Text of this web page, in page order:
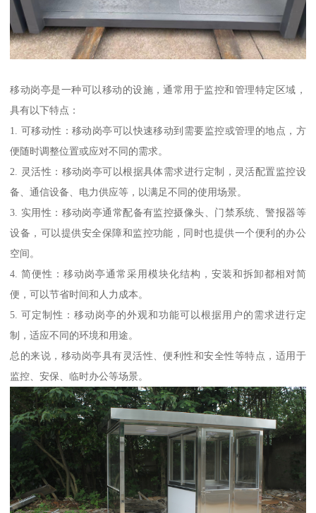
移动岗亭是一种可以移动的设施，通常用于监控和管理特定区域，
具有以下特点：
1. 可移动性：移动岗亭可以快速移动到需要监控或管理的地点，方
便随时调整位置或应对不同的需求。
2. 灵活性：移动岗亭可以根据具体需求进行定制，灵活配置监控设
备、通信设备、电力供应等，以满足不同的使用场景。
3. 实用性：移动岗亭通常配备有监控摄像头、门禁系统、警报器等
设备，可以提供安全保障和监控功能，同时也提供一个便利的办公
空间。
4. 简便性：移动岗亭通常采用模块化结构，安装和拆卸都相对简
便，可以节省时间和人力成本。
5. 可定制性：移动岗亭的外观和功能可以根据用户的需求进行定
制，适应不同的环境和用途。
总的来说，移动岗亭具有灵活性、便利性和安全性等特点，适用于
监控、安保、临时办公等场景。